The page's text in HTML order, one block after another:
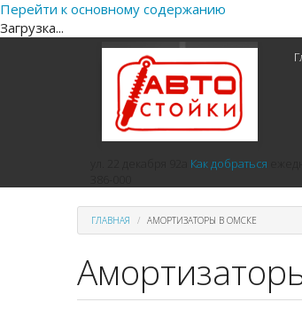
Перейти к основному содержанию
Загрузка...
Как добраться
ГЛАВНАЯ АМОРТИЗАТОРЫ В ОМСКЕ